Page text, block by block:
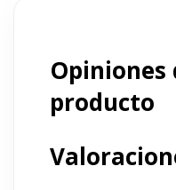
Opiniones
producto